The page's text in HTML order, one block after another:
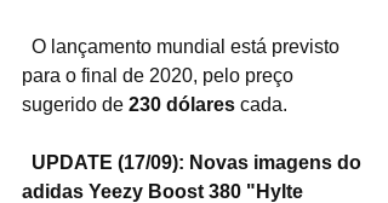
para o final de 2020, pelo preço
sugerido de 230 dólares cada.
UPDATE (17/09): Novas imagens do
adidas Yeezy Boost 380 "Hylte